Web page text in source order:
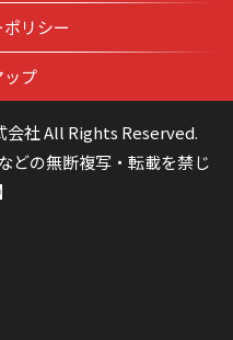
リシー
ップ
社 All Rights Reserved.
どの無断複写・転載を禁じ